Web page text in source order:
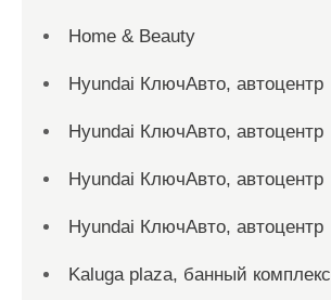
Home & Beauty
Hyundai КлючАвто, автоцентр
Hyundai КлючАвто, автоцентр
Hyundai КлючАвто, автоцентр
Hyundai КлючАвто, автоцентр
Kaluga plaza, банный комплекс